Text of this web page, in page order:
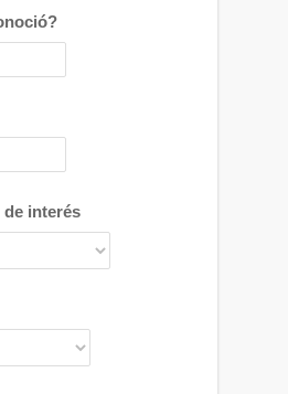
interés